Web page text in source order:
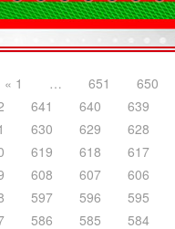
« 1 … 651 650
641 640 639
630 629 628
619 618 617
608 607 606
597 596 595
586 585 584